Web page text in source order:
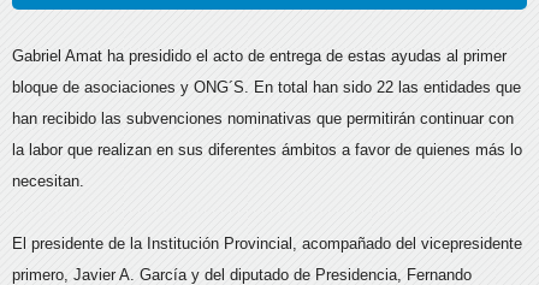
Gabriel Amat ha presidido el acto de entrega de estas ayudas al primer
bloque de asociaciones y ONG´S. En total han sido 22 las entidades que
han recibido las subvenciones nominativas que permitirán continuar con
la labor que realizan en sus diferentes ámbitos a favor de quienes más lo
necesitan.
El presidente de la Institución Provincial, acompañado del vicepresidente
primero, Javier A. García y del diputado de Presidencia, Fernando